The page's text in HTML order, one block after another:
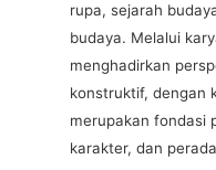
rupa, sejarah
budaya. Melalui
menghadirkan
konstruktif, dengan
merupakan fondasi
karakter, dan